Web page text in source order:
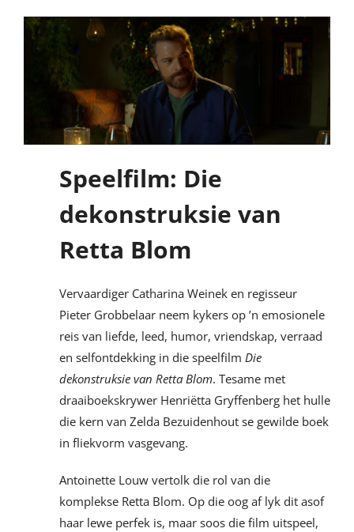
Speelfilm: Die
dekonstruksie van
Retta Blom
Vervaardiger Catharina Weinek en regisseur
Pieter Grobbelaar neem kykers op ’n emosionele
reis van liefde, leed, humor, vriendskap, verraad
en selfontdekking in die speelfilm Die
dekonstruksie van Retta Blom. Tesame met
draaiboekskrywer Henriëtta Gryffenberg het hulle
die kern van Zelda Bezuidenhout se gewilde boek
in fliekvorm vasgevang.
Antoinette Louw vertolk die rol van die
komplekse Retta Blom. Op die oog af lyk dit asof
haar lewe perfek is, maar soos die film uitspeel,